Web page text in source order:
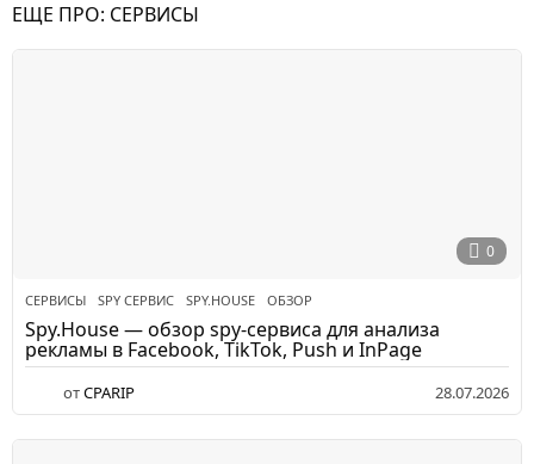
ЕЩЕ ПРО: СЕРВИСЫ
0
СЕРВИСЫ SPY СЕРВИС ,SPY.HOUSE ,ОБЗОР
Spy.House — обзор spy-сервиса для анализа
рекламы в Facebook, TikTok, Push и InPage
отCPARIP 28.07.2026